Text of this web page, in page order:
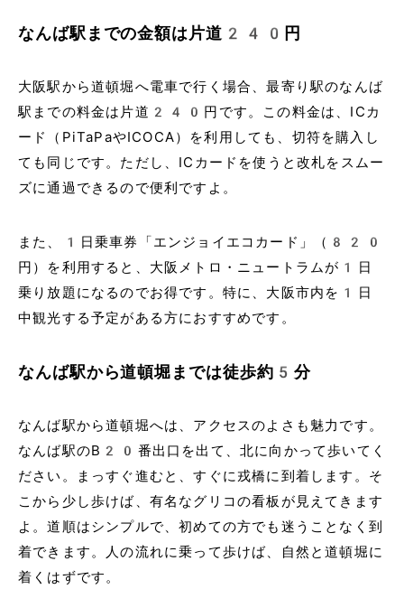
なんば駅までの金額は片道240円
大阪駅から道頓堀へ電車で行く場合、最寄り駅のなんば
駅までの料金は片道240円です。この料金は、ICカ
ード（PiTaPaやICOCA）を利用しても、切符を購入し
ても同じです。ただし、ICカードを使うと改札をスムー
ズに通過できるので便利ですよ。
また、1日乗車券「エンジョイエコカード」（820
円）を利用すると、大阪メトロ・ニュートラムが1日
乗り放題になるのでお得です。特に、大阪市内を1日
中観光する予定がある方におすすめです。
なんば駅から道頓堀までは徒歩約5分
なんば駅から道頓堀へは、アクセスのよさも魅力です。
なんば駅のB20番出口を出て、北に向かって歩いてく
ださい。まっすぐ進むと、すぐに戎橋に到着します。そ
こから少し歩けば、有名なグリコの看板が見えてきます
よ。道順はシンプルで、初めての方でも迷うことなく到
着できます。人の流れに乗って歩けば、自然と道頓堀に
着くはずです。